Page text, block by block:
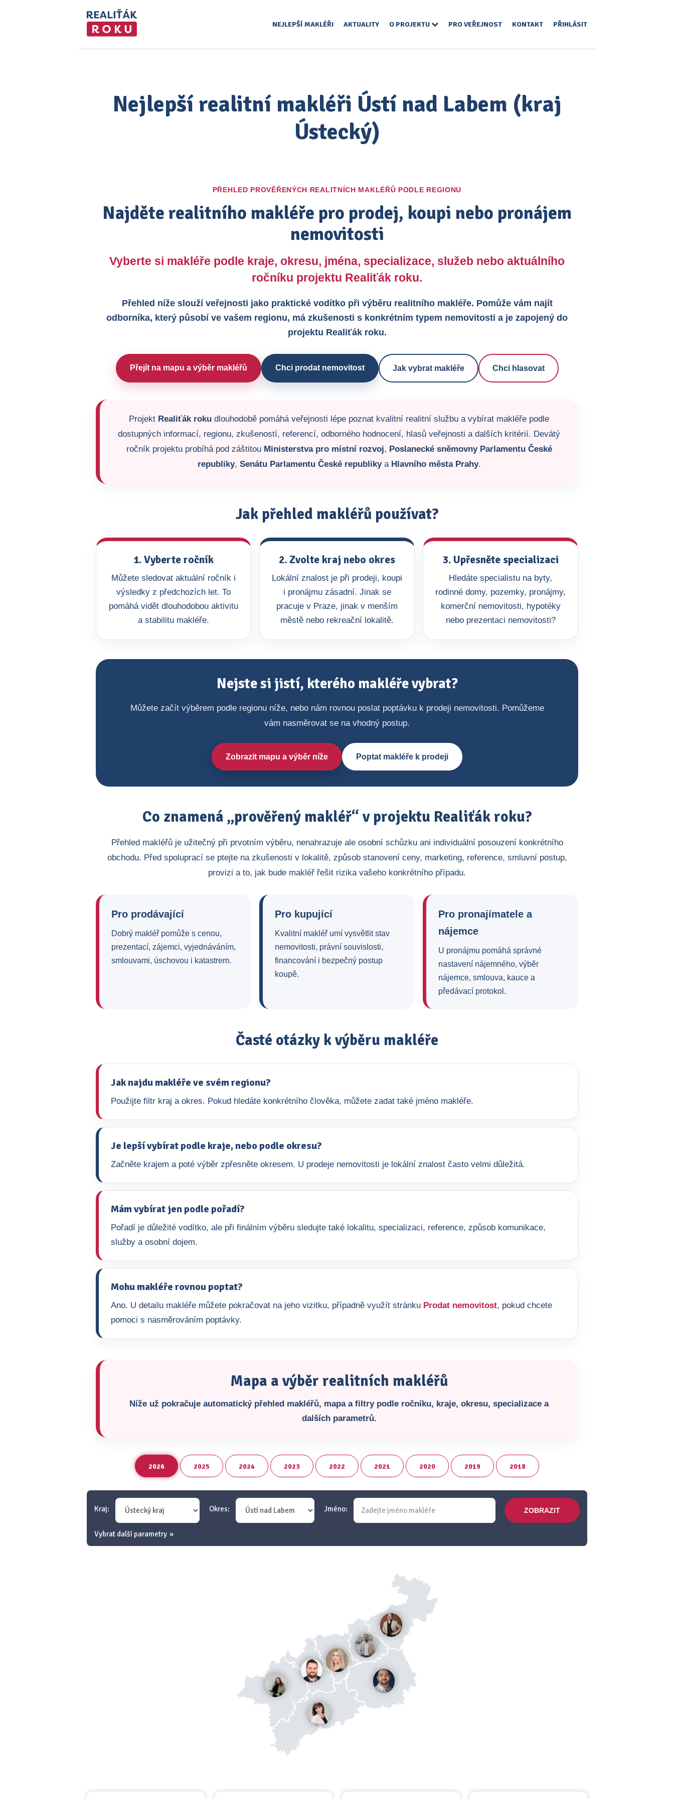
NEJLEPŠÍ MAKLÉŘI AKTUALITY O PROJEKTU PRO VEŘEJNOST KONTAKT PŘIHLÁSIT
Nejlepší realitní makléři Ústí nad Labem (kraj
Ústecký)
PŘEHLED PROVĚŘENÝCH REALITNÍCH MAKLÉŘŮ PODLE REGIONU
Najděte realitního makléře pro prodej, koupi nebo pronájem
nemovitosti
Vyberte si makléře podle kraje, okresu, jména, specializace, služeb nebo aktuálního
ročníku projektu Realiťák roku.
Přehled níže slouží veřejnosti jako praktické vodítko při výběru realitního makléře. Pomůže vám najít
odborníka, který působí ve vašem regionu, má zkušenosti s konkrétním typem nemovitosti a je zapojený do
projektu Realiťák roku.
Přejít na mapu a výběr makléřů Chci prodat nemovitost Jak vybrat makléře Chci hlasovat
Projekt Realiťák roku dlouhodobě pomáhá veřejnosti lépe poznat kvalitní realitní službu a vybírat makléře podle
dostupných informací, regionu, zkušeností, referencí, odborného hodnocení, hlasů veřejnosti a dalších kritérií. Devátý
ročník projektu probíhá pod záštitou Ministerstva pro místní rozvoj, Poslanecké sněmovny Parlamentu České
republiky, Senátu Parlamentu České republikya Hlavního města Prahy.
Jak přehled makléřů používat?
1. Vyberte ročník
Můžete sledovat aktuální ročník i
výsledky z předchozích let. To
pomáhá vidět dlouhodobou aktivitu
a stabilitu makléře.
2. Zvolte kraj nebo okres
Lokální znalost je při prodeji, koupi
i pronájmu zásadní. Jinak se
pracuje v Praze, jinak v menším
městě nebo rekreační lokalitě.
3. Upřesněte specializaci
Hledáte specialistu na byty,
rodinné domy, pozemky, pronájmy,
komerční nemovitosti, hypotéky
nebo prezentaci nemovitosti?
Nejste si jistí, kterého makléře vybrat?
Můžete začít výběrem podle regionu níže, nebo nám rovnou poslat poptávku k prodeji nemovitosti. Pomůžeme
vám nasměrovat se na vhodný postup.
Zobrazit mapu a výběr níže Poptat makléře k prodeji
Co znamená „prověřený makléř“ v projektu Realiťák roku?
Přehled makléřů je užitečný při prvotním výběru, nenahrazuje ale osobní schůzku ani individuální posouzení konkrétního
obchodu. Před spoluprací se ptejte na zkušenosti v lokalitě, způsob stanovení ceny, marketing, reference, smluvní postup,
provizi a to, jak bude makléř řešit rizika vašeho konkrétního případu.
Pro prodávající
Dobrý makléř pomůže s cenou,
prezentací, zájemci, vyjednáváním,
smlouvami, úschovou i katastrem.
Pro kupující
Kvalitní makléř umí vysvětlit stav
nemovitosti, právní souvislosti,
financování i bezpečný postup
koupě.
Pro pronajímatele a
nájemce
U pronájmu pomáhá správné
nastavení nájemného, výběr
nájemce, smlouva, kauce a
předávací protokol.
Časté otázky k výběru makléře
Jak najdu makléře ve svém regionu?
Použijte filtr kraj a okres. Pokud hledáte konkrétního člověka, můžete zadat také jméno makléře.
Je lepší vybírat podle kraje, nebo podle okresu?
Začněte krajem a poté výběr zpřesněte okresem. U prodeje nemovitosti je lokální znalost často velmi důležitá.
Mám vybírat jen podle pořadí?
Pořadí je důležité vodítko, ale při finálním výběru sledujte také lokalitu, specializaci, reference, způsob komunikace,
služby a osobní dojem.
Mohu makléře rovnou poptat?
Ano. U detailu makléře můžete pokračovat na jeho vizitku, případně využít stránku Prodat nemovitost, pokud chcete
pomoci s nasměrováním poptávky.
Mapa a výběr realitních makléřů
Níže už pokračuje automatický přehled makléřů, mapa a filtry podle ročníku, kraje, okresu, specializace a
dalších parametrů.
2026 2025 2024 2023 2022 2021 2020 2019 2018
Kraj: Okres: Jméno:
Vybrat další parametry
ZOBRAZIT